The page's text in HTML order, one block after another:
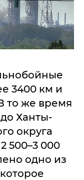
3400 км и
то же время
Ханты-
округа
500–3 000
одно из